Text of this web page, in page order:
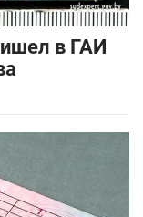
в ГАИ